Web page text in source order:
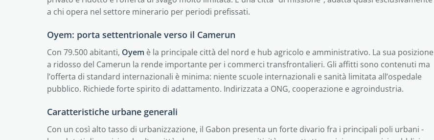
a chi opera nel settore minerario per periodi prefissati.
Oyem: porta settentrionale verso il Camerun
Con 79.500 abitanti, Oyem è la principale città del nord e hub agricolo e amministrativo. La sua posizione
a ridosso del Camerun la rende importante per i commerci transfrontalieri. Gli affitti sono contenuti ma
l’offerta di standard internazionali è minima: niente scuole internazionali e sanità limitata all’ospedale
pubblico. Richiede forte spirito di adattamento. Indirizzata a ONG, cooperazione e agroindustria.
Caratteristiche urbane generali
Con un così alto tasso di urbanizzazione, il Gabon presenta un forte divario fra i principali poli urbani -